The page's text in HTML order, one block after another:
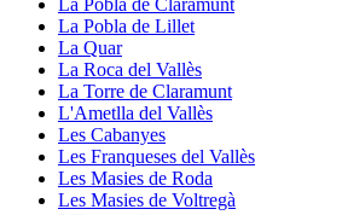
La Pobla de Lillet
La Quar
La Roca del Vallès
La Torre de Claramunt
L'Ametlla del Vallès
Les Cabanyes
Les Franqueses del Vallès
Les Masies de Roda
Les Masies de Voltregà